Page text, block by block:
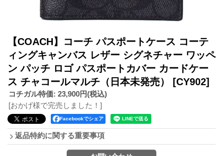
【COACH】コーチ パスポートケース コーテ
ィングキャンバス レザー シグネチャー ワッペ
ン パッチ ロゴ パスポートカバー カードケー
ス チャコールマルチ（日本未発売） [CY902]
コチガル特価: 23,900円(税込)
[おかげ様で完売しました！]
Facebookでシェア
返品特約に関する重要事項